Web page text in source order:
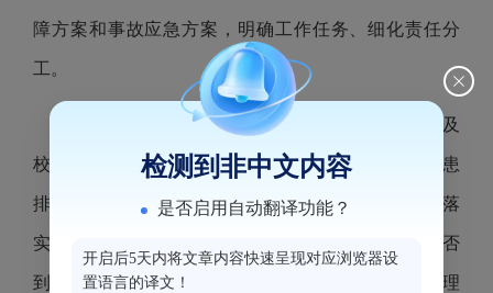
障方案和事故应急方案，明确工作任务、细化责任分
工。
二是提前介入，加强监督检查。以用餐配送单位及
校园周边食品经营单位为重点，全面开展食品安全隐患
排查，督促辖区内复学复课学校食堂和校外供餐单位落
实主体责任，执行《餐饮服务食品安全操作规范》是否
到位；各项食品安全管理制度是否落实；人员健康管理
检测到非中文内容
是否启用自动翻译功能？
开启后5天内将文章内容快速呈现对应浏览器设
置语言的译文！